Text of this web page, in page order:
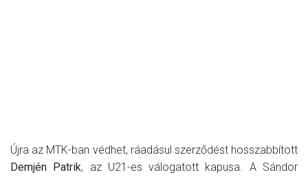
Újra az MTK-ban védhet, ráadásul szerződést hosszabbított
Demjén Patrik, az U21-es válogatott kapusa. A Sándor